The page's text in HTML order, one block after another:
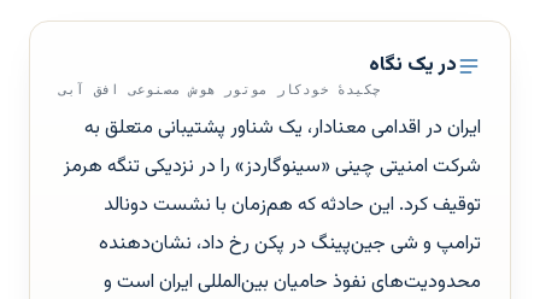
در یک نگاه
چکیدهٔ خودکار موتور هوش مصنوعی افق آبی
ایران در اقدامی معنادار، یک شناور پشتیبانی متعلق به
شرکت امنیتی چینی «سینوگاردز» را در نزدیکی تنگه هرمز
توقیف کرد. این حادثه که هم‌زمان با نشست دونالد
ترامپ و شی جین‌پینگ در پکن رخ داد، نشان‌دهنده
محدودیت‌های نفوذ حامیان بین‌المللی ایران است و